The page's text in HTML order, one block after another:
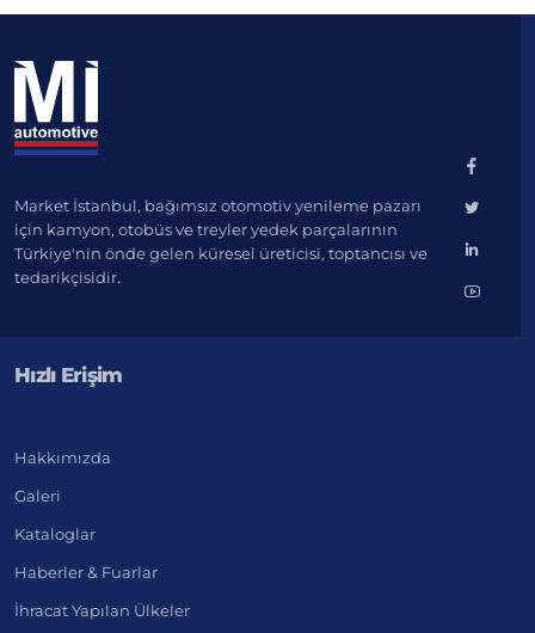
Market İstanbul, bağımsız otomotiv yenileme pazarı
için kamyon, otobüs ve treyler yedek parçalarının
Türkiye'nin önde gelen küresel üreticisi, toptancısı ve
tedarikçisidir.
Hızlı Erişim
Hakkımızda
Galeri
Kataloglar
Haberler & Fuarlar
İhracat Yapılan Ülkeler